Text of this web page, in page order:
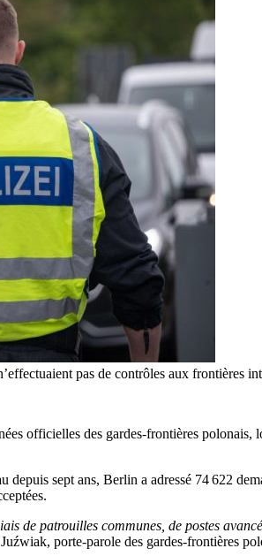
pas de contrôles aux frontières
officielles des gardes-frontières polonais,
sept ans, Berlin a adressé 74 622
de patrouilles communes, de postes
porte-parole des gardes-frontières